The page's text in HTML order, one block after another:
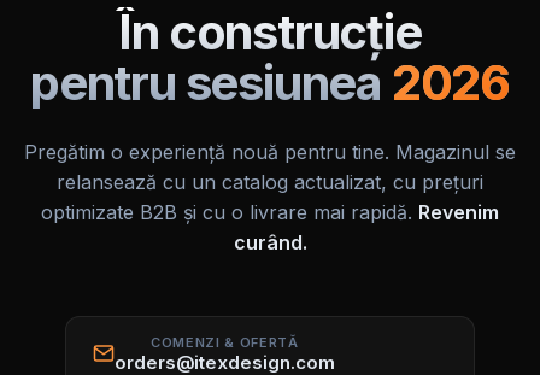
În construcție
pentru sesiunea 2026
Pregătim o experiență nouă pentru tine. Magazinul se
relansează cu un catalog actualizat, cu prețuri
optimizate B2B și cu o livrare mai rapidă. Revenim
curând.
COMENZI & OFERTĂ
orders@itexdesign.com